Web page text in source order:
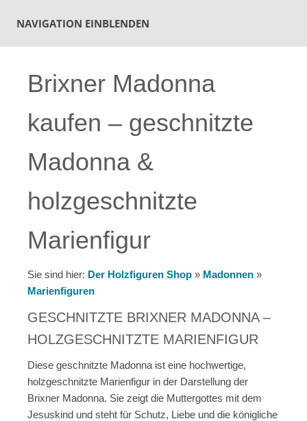
NAVIGATION EINBLENDEN
Brixner Madonna
kaufen – geschnitzte
Madonna &
holzgeschnitzte
Marienfigur
Sie sind hier: Der Holzfiguren Shop » Madonnen »
Marienfiguren
GESCHNITZTE BRIXNER MADONNA –
HOLZGESCHNITZTE MARIENFIGUR
Diese geschnitzte Madonna ist eine hochwertige,
holzgeschnitzte Marienfigur in der Darstellung der
Brixner Madonna. Sie zeigt die Muttergottes mit dem
Jesuskind und steht für Schutz, Liebe und die königliche